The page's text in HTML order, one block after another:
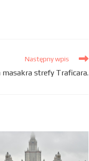
Następny wpis
masakra strefy Traficara.